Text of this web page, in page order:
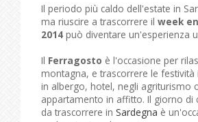
Il periodo più caldo dell'estate in
ma riuscire a trascorrere il week
2014 può diventare un'esperienza
Il Ferragosto è l'occasione per
montagna, e trascorrere le festività
in albergo, hotel, negli agriturismo
appartamento in affitto. Il giorno di
da trascorrere in Sardegna è